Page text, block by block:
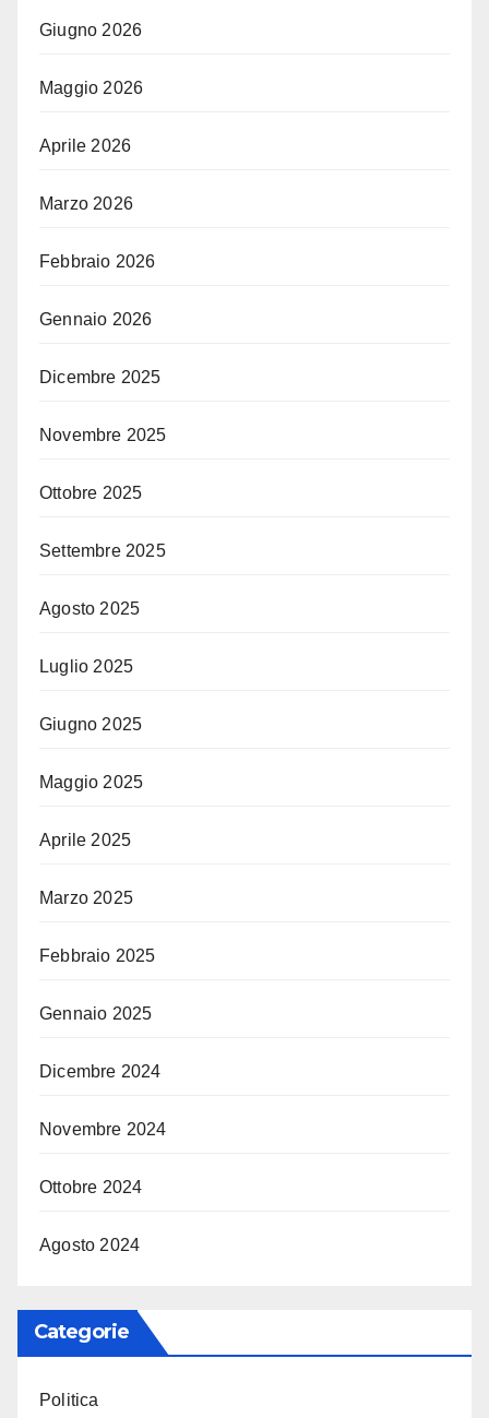
Giugno 2026
Maggio 2026
Aprile 2026
Marzo 2026
Febbraio 2026
Gennaio 2026
Dicembre 2025
Novembre 2025
Ottobre 2025
Settembre 2025
Agosto 2025
Luglio 2025
Giugno 2025
Maggio 2025
Aprile 2025
Marzo 2025
Febbraio 2025
Gennaio 2025
Dicembre 2024
Novembre 2024
Ottobre 2024
Agosto 2024
Categorie
Politica